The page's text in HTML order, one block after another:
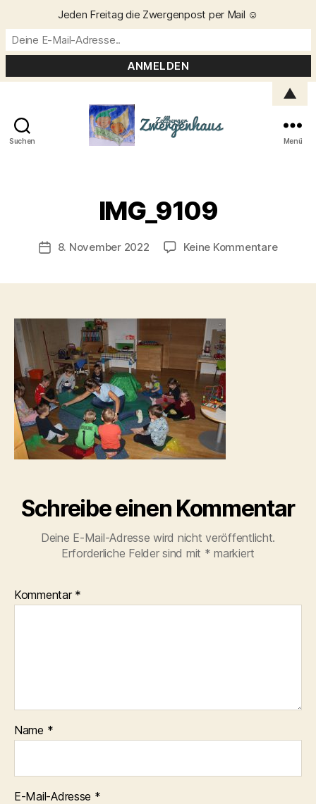
Suchen Menü
IMG_9109
Beitragsautor
n
C
ri
t
Veröffentlichungsdatum
8. November 2022 Keine Kommentarezu
Schreibe einen Kommentar
Deine E-Mail-Adresse wird nicht veröffentlicht.
Erforderliche Felder sind mit * markiert
Kommentar *
Name *
E-Mail-Adresse *
Jeden Freitag die Zwergenpost per Mail ☺️
▲